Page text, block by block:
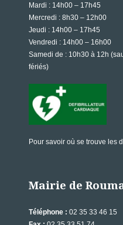
Mardi : 14h00 – 17h45
Mercredi : 8h30 – 12h00
Jeudi : 14h00 – 17h45
Vendredi : 14h00 – 16h00
Samedi de : 10h30 à 12h
fériés)
Pour savoir où se trouve les
Mairie de
Téléphone : 02 35 33 46 15